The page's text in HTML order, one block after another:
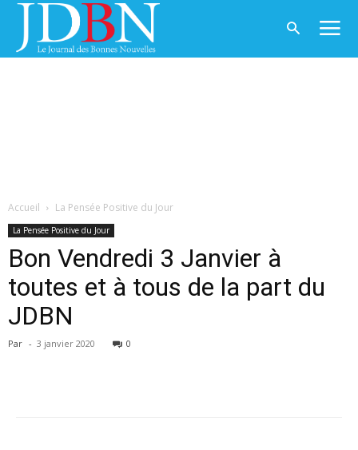
Accueil La Pensée Positive du Jour
La Pensée Positive du Jour
Bon Vendredi 3 Janvier à
toutes et à tous de la part du
JDBN
Par - 3 janvier 2020 0